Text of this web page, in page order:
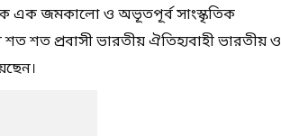
এক জমকালো ও অভূতপূর্ব সাংস্কৃতিক
শত শত প্রবাসী ভারতীয় ঐতিহ্যবাহী ভারতীয় ও